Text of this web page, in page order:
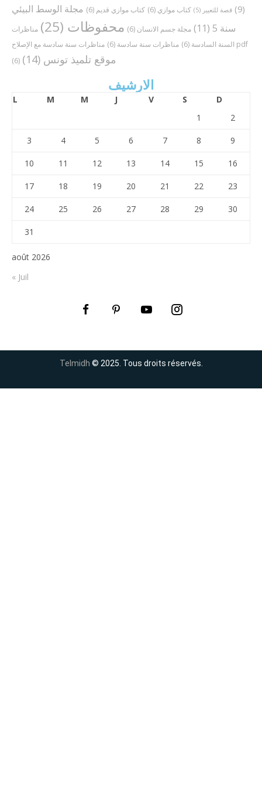
(9)
قصة للتعبير (5) كتاب موازي (6) كتاب موازي قديم (6)
مجلة الوسط البيئي
سنة 5
(11) مجلة جسم الانسان (6) محفوظات (25)
مناظرات
السنة السادسة (6) مناظرات سنة سادسة (6)
مناظرات سنة سادسة مع الإصلاح pdf
(6)
موقع تلميذ تونس (14)
الارشيف
août 2026
L M M J V S
D
1
2
3 4 5 6 7 8 9
10 11 12 13 14 15 16
17 18 19 20 21 22 23
24 25 26 27 28 29 30
31
« Juil
Telmidh © 2025. Tous droits réservés.